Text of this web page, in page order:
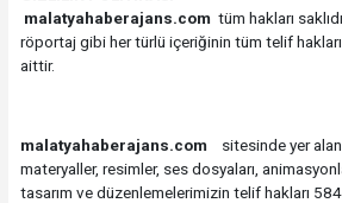
malatyahaberajans.com tüm hakları
röportaj gibi her türlü içeriğinin tüm telif hakları
aittir.
malatyahaberajans.com
sitesinde yer
materyaller, resimler, ses dosyaları,
tasarım ve düzenlemelerimizin telif hakları